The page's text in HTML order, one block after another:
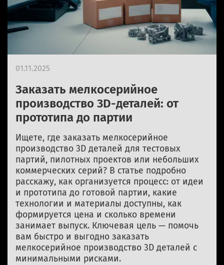
Заказать мелкосерийное
производство 3D-деталей: от
прототипа до партии
Ищете, где заказать мелкосерийное
производство 3D деталей для тестовых
партий, пилотных проектов или небольших
коммерческих серий? В статье подробно
расскажу, как организуется процесс: от идеи
и прототипа до готовой партии, какие
технологии и материалы доступны, как
формируется цена и сколько времени
занимает выпуск. Ключевая цель — помочь
вам быстро и выгодно заказать
мелкосерийное производство 3D деталей с
минимальными рисками.
01.11.2025